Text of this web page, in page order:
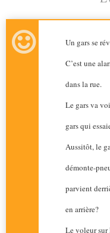
Un gars se
C’est une
dans la rue.
Le gars va
gars qui
Aussitôt, le
démonte-
parvient
en arrière?
Le voleur